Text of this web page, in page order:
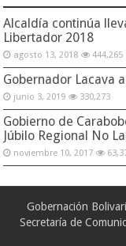
Alcaldía continúa
Libertador 2018
agosto 13, 2018 444,265
Gobernador Lacava
junio 3, 2019 330,273
Gobierno de
Júbilo Regional No
noviembre 10, 2017
Gobernación
Secretaría de